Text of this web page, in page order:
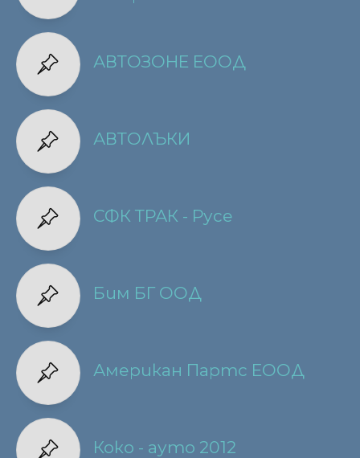
АВТОЗОНЕ ЕООД
АВТОЛЪКИ
СФК ТРАК - Русе
Бим БГ ООД
Американ Партс ЕООД
Коко - ауто 2012